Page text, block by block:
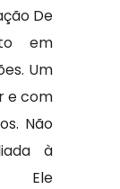
De
em
Um
e com
Não
à
Ele